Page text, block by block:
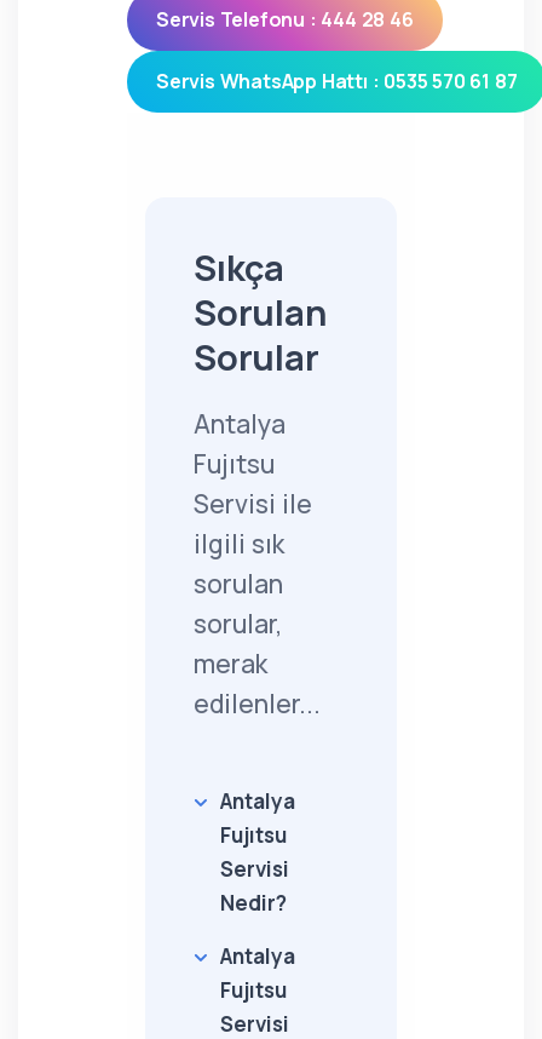
Servis Telefonu : 444 28 46
Servis WhatsApp Hattı : 0535 570 61 87
Sıkça
Sorulan
Sorular
Antalya
Fujıtsu
Servisi ile
ilgili sık
sorulan
sorular,
merak
edilenler...
Antalya
Fujıtsu
Servisi
Nedir?
Antalya
Fujıtsu
Servisi